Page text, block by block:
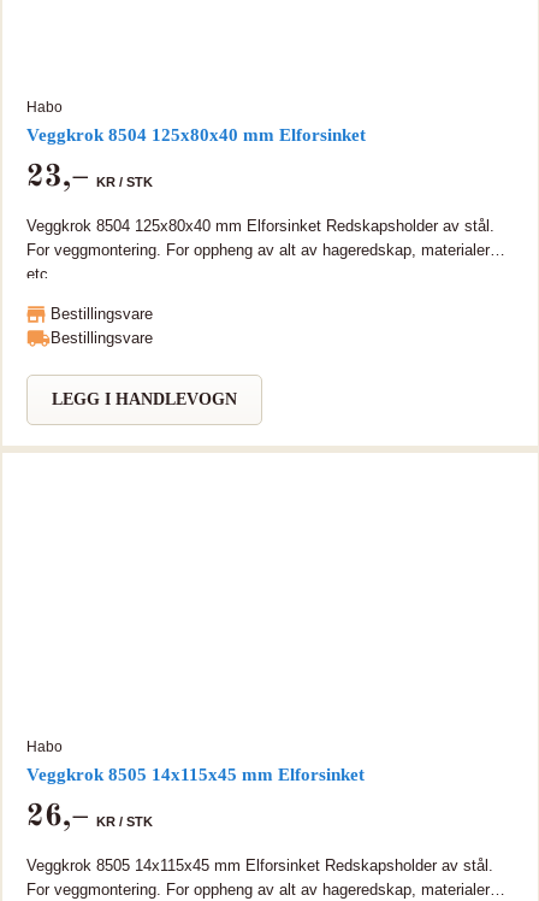
Habo
Veggkrok 8504 125x80x40 mm Elforsinket
23,– KR / STK
Veggkrok 8504 125x80x40 mm Elforsinket Redskapsholder av stål.
For veggmontering. For oppheng av alt av hageredskap, materialer
etc.
Bestillingsvare
Bestillingsvare
LEGG I HANDLEVOGN
Habo
Veggkrok 8505 14x115x45 mm Elforsinket
26,– KR / STK
Veggkrok 8505 14x115x45 mm Elforsinket Redskapsholder av stål.
For veggmontering. For oppheng av alt av hageredskap, materialer